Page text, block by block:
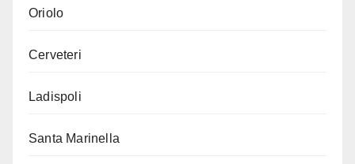
Oriolo
Cerveteri
Ladispoli
Santa Marinella